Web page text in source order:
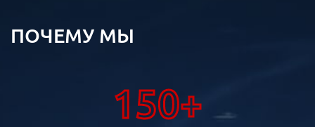
ПОЧЕМУ МЫ
150+